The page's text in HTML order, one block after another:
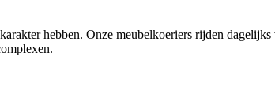
hebben. Onze meubelkoeriers rijden